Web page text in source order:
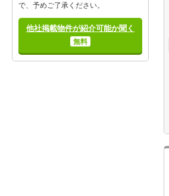
で、予めご了承ください。
他社掲載物件が紹介可能か聞く
無料